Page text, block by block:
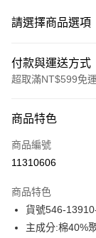
請選擇商品選項
付款與運送方式
超取滿NT$599免運
信用卡一次付款
信用卡分期付款
合作金庫商業銀行
華南商業銀行
上海商業儲蓄銀行
超商取貨付款
LINE Pay
商品特色
商品編號
11310606
商品特色
貨號546-
主成分:棉40%